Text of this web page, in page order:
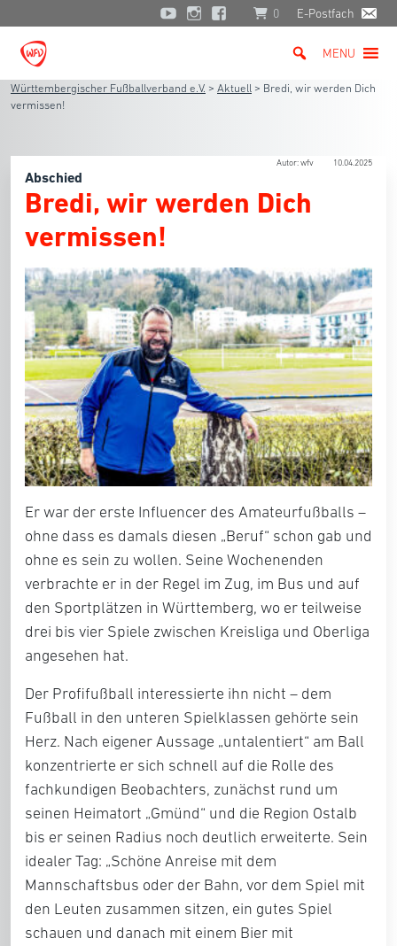
0 E-Postfach
MENU
Württembergischer Fußballverband e.V. > Aktuell > Bredi, wir werden Dich
vermissen!
Autor: wfv 10.04.2025
Abschied
Bredi, wir werden Dich
vermissen!
Er war der erste Influencer des Amateurfußballs –
ohne dass es damals diesen „Beruf“ schon gab und
ohne es sein zu wollen. Seine Wochenenden
verbrachte er in der Regel im Zug, im Bus und auf
den Sportplätzen in Württemberg, wo er teilweise
drei bis vier Spiele zwischen Kreisliga und Oberliga
angesehen hat.
Der Profifußball interessierte ihn nicht – dem
Fußball in den unteren Spielklassen gehörte sein
Herz. Nach eigener Aussage „untalentiert“ am Ball
konzentrierte er sich schnell auf die Rolle des
fachkundigen Beobachters, zunächst rund um
seinen Heimatort „Gmünd“ und die Region Ostalb
bis er seinen Radius noch deutlich erweiterte. Sein
idealer Tag: „Schöne Anreise mit dem
Mannschaftsbus oder der Bahn, vor dem Spiel mit
den Leuten zusammen sitzen, ein gutes Spiel
schauen und danach mit einem Bier mit